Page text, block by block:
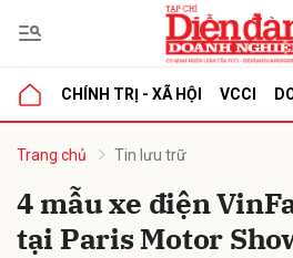
CHÍNH TRỊ - XÃ HỘI VCCI
Trang chủ Tin lưu trữ
4 mẫu xe điện
tại Paris Motor
luận